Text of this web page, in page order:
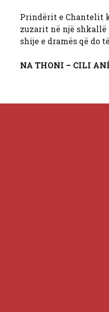
Prindërit e Chantelit
zuzarit në një shkallë
shije e dramës që do
NA THONI – CILI